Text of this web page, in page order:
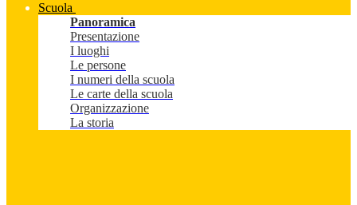
Scuola
Panoramica
Presentazione
I luoghi
Le persone
I numeri della scuola
Le carte della scuola
Organizzazione
La storia